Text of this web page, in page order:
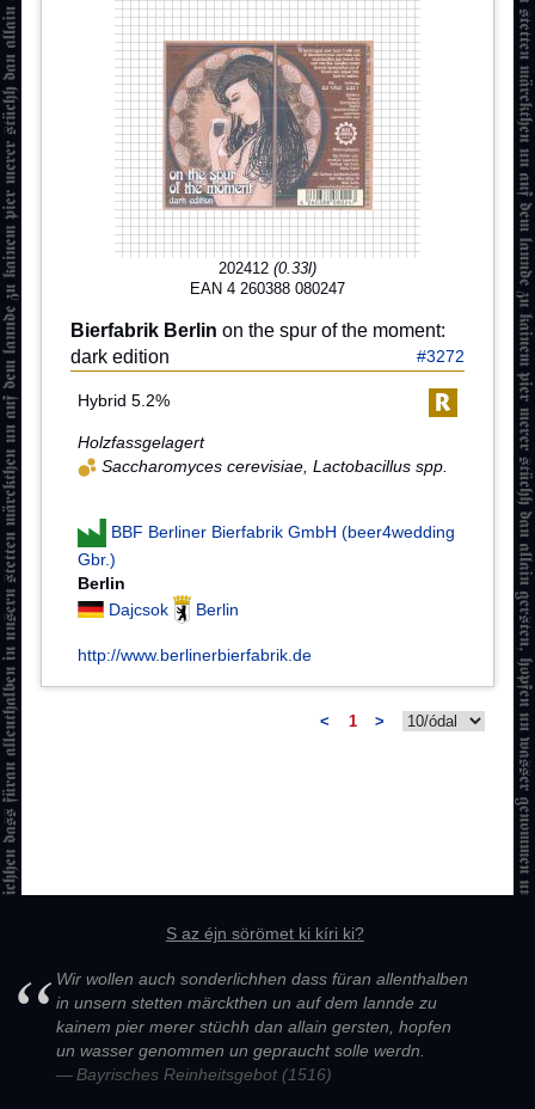
202412 (0.33l)
EAN 4 260388 080247
Bierfabrik Berlin on the spur of the moment:
dark edition
#3272
Hybrid 5.2%
Holzfassgelagert
Saccharomyces cerevisiae, Lactobacillus spp.
BBF Berliner Bierfabrik GmbH (beer4wedding
Gbr.)
Berlin
Dajcsok
Berlin
http://www.berlinerbierfabrik.de
< 1 >
S az éjn sörömet ki kíri ki?
Wir wollen auch sonderlichhen dass füran allenthalben
in unsern stetten märckthen un auf dem lannde zu
kainem pier merer stüchh dan allain gersten, hopfen
un wasser genommen un gepraucht solle werdn.
Bayrisches Reinheitsgebot (1516)